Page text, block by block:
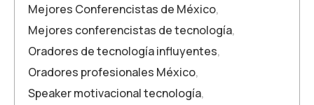
Mejores Conferencistas de México,
Mejores conferencistas de tecnología,
Oradores de tecnología influyentes,
Oradores profesionales México,
Speaker motivacional tecnología,